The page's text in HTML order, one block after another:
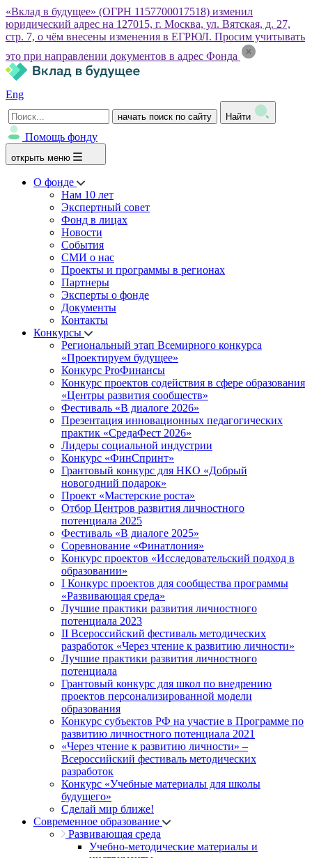
«Вклад в будущее» (ОГРН 1157700017518) изменил
юридический адрес на 127015, г. Москва, ул. Вятская, д. 27,
стр. 7, о чём внесены изменения в ЕГРЮЛ. Просим учитывать
это при направлении документов в адрес Фонда
Eng
начать поиск по сайту Найти
Помощь фонду
открыть меню
О фонде
Нам 10 лет
Экспертный совет
Фонд в лицах
Новости
События
СМИ о нас
Проекты и программы в регионах
Партнеры
Эксперты о фонде
Документы
Контакты
Конкурсы
Региональный этап Всемирного конкурса
«Проектируем будущее»
Конкурс ProФинансы
Конкурс проектов содействия в сфере образования
«Центры развития сообществ»
Фестиваль «В диалоге 2026»
Презентация инновационных педагогических
практик «СредаФест 2026»
Лидеры социальной индустрии
Конкурс «ФинСпринт»
Грантовый конкурс для НКО «Добрый
новогодний подарок»
Проект «Мастерские роста»
Отбор Центров развития личностного
потенциала 2025
Фестиваль «В диалоге 2025»
Соревнование «Финатлония»
Конкурс проектов «Исследовательский подход в
образовании»
I Конкурс проектов для сообщества программы
«Развивающая среда»
Лучшие практики развития личностного
потенциала 2023
II Всероссийский фестиваль методических
разработок «Через чтение к развитию личности»
Лучшие практики развития личностного
потенциала
Грантовый конкурс для школ по внедрению
проектов персонализированной модели
образования
Конкурс субъектов РФ на участие в Программе по
развитию личностного потенциала 2021
«Через чтение к развитию личности» –
Всероссийский фестиваль методических
разработок
Конкурс «Учебные материалы для школы
будущего»
Сделай мир ближе!
Современное образование
Развивающая среда
Учебно-методические материалы и